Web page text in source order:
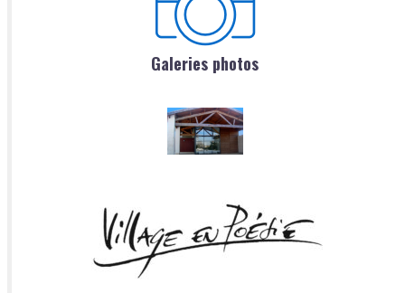
Galeries photos